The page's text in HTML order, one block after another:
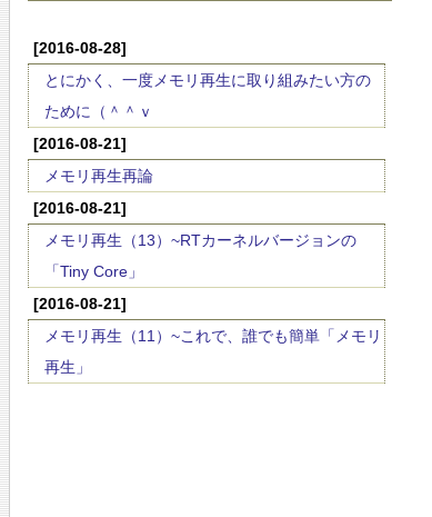
[2016-08-28]
とにかく、一度メモリ再生に取り組みたい方の
ために（＾＾ｖ
[2016-08-21]
メモリ再生再論
[2016-08-21]
メモリ再生（13）~RTカーネルバージョンの
「Tiny Core」
[2016-08-21]
メモリ再生（11）~これで、誰でも簡単「メモリ
再生」